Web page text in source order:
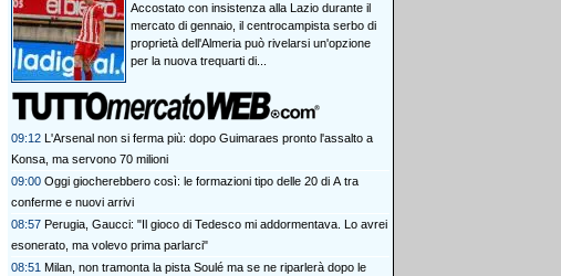
Accostato con insistenza alla Lazio durante il
mercato di gennaio, il centrocampista serbo di
proprietà dell'Almeria può rivelarsi un'opzione
per la nuova trequarti di...
09:12 L'Arsenal non si ferma più: dopo Guimaraes pronto l'assalto a
Konsa, ma servono 70 milioni
09:00 Oggi giocherebbero così: le formazioni tipo delle 20 di A tra
conferme e nuovi arrivi
08:57 Perugia, Gaucci: "Il gioco di Tedesco mi addormentava. Lo avrei
esonerato, ma volevo prima parlarci"
08:51 Milan, non tramonta la pista Soulé ma se ne riparlerà dopo le